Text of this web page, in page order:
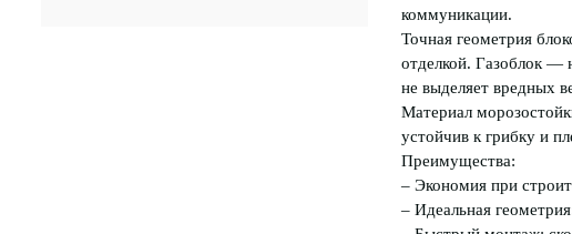
коммуникации.
Точная геометрия
отделкой. Газоблок
не выделяет вредных
Материал
устойчив к грибку и
Преимущества:
– Экономия при
– Идеальная